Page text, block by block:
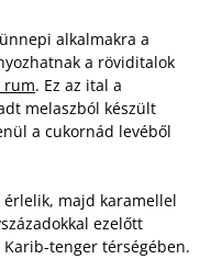
alkalmakra a
a röviditalok
rum. Ez az ital a
melaszból készült
a cukornád levéből
majd karamellel
ezelőtt
tenger térségében.